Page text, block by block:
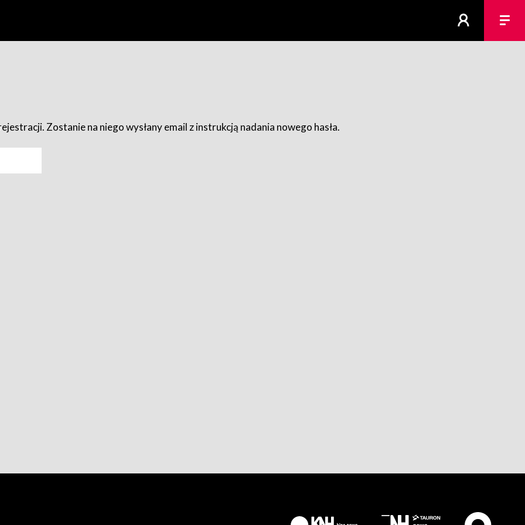
Zostanie na niego wysłany email z instrukcją nadania nowego hasła.